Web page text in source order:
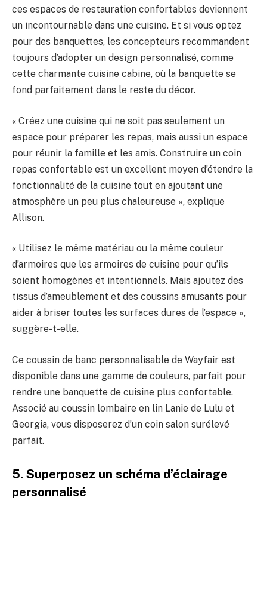
ces espaces de restauration confortables deviennent
un incontournable dans une cuisine. Et si vous optez
pour des banquettes, les concepteurs recommandent
toujours d’adopter un design personnalisé, comme
cette charmante cuisine cabine, où la banquette se
fond parfaitement dans le reste du décor.
« Créez une cuisine qui ne soit pas seulement un
espace pour préparer les repas, mais aussi un espace
pour réunir la famille et les amis. Construire un coin
repas confortable est un excellent moyen d’étendre la
fonctionnalité de la cuisine tout en ajoutant une
atmosphère un peu plus chaleureuse », explique
Allison.
« Utilisez le même matériau ou la même couleur
d’armoires que les armoires de cuisine pour qu’ils
soient homogènes et intentionnels. Mais ajoutez des
tissus d’ameublement et des coussins amusants pour
aider à briser toutes les surfaces dures de l’espace »,
suggère-t-elle.
Ce coussin de banc personnalisable de Wayfair est
disponible dans une gamme de couleurs, parfait pour
rendre une banquette de cuisine plus confortable.
Associé au coussin lombaire en lin Lanie de Lulu et
Georgia, vous disposerez d’un coin salon surélevé
parfait.
5. Superposez un schéma d’éclairage
personnalisé